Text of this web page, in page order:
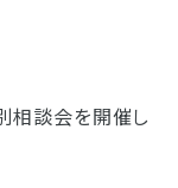
相談会を開催し